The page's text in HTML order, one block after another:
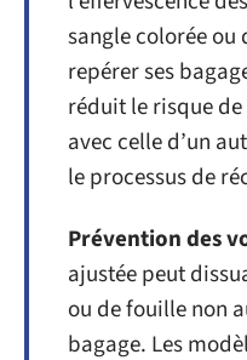
sangle colorée
repérer ses
réduit le risque
avec celle d’un
le processus de
Prévention des
ajustée peut
ou de fouille non
bagage. Les